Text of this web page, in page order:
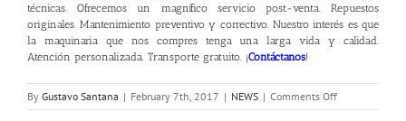
técnicas. Ofrecemos un magnífico servicio post-venta. Repuestos
originales. Mantenimiento preventivo y correctivo. Nuestro interés es que
la maquinaria que nos compres tenga una larga vida y calidad.
Atención personalizada. Transporte gratuito. ¡Contáctanos!
By Gustavo Santana | February 7th, 2017 | NEWS | Comments Offon
Tapadora